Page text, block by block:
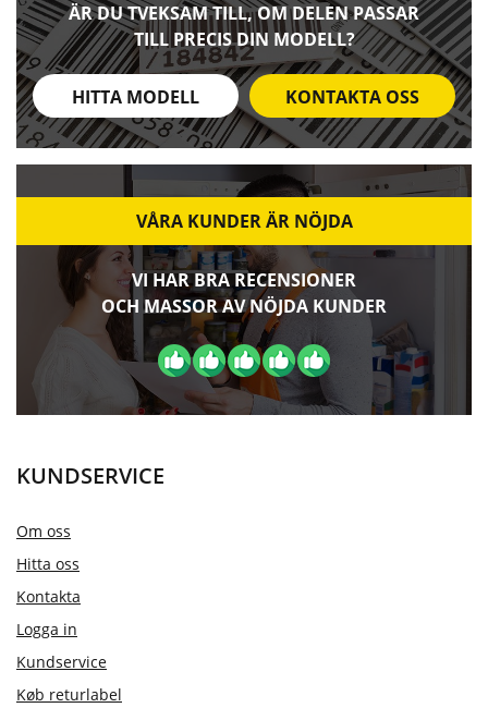
ÄR DU TVEKSAM TILL, OM DELEN PASSAR
TILL PRECIS DIN MODELL?
HITTA MODELL KONTAKTA OSS
VÅRA KUNDER ÄR NÖJDA
VI HAR BRA RECENSIONER
OCH MASSOR AV NÖJDA KUNDER
KUNDSERVICE
Om oss
Hitta oss
Kontakta
Logga in
Kundservice
Køb returlabel